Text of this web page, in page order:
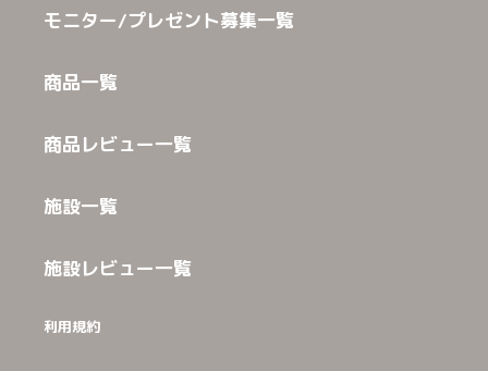
モニター/プレゼント募集一覧
商品一覧
商品レビュー一覧
施設一覧
施設レビュー一覧
利用規約